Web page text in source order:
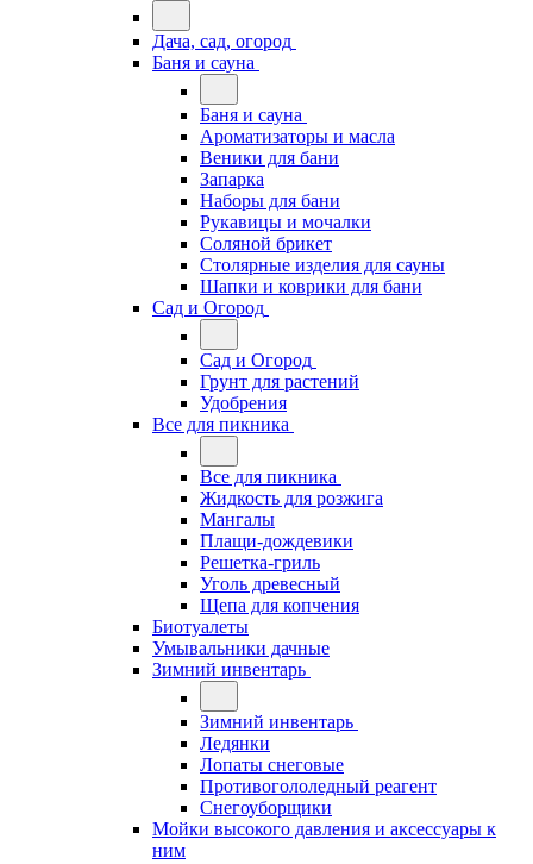
Дача, сад, огород
Баня и сауна
Баня и сауна
Ароматизаторы и масла
Веники для бани
Запарка
Наборы для бани
Рукавицы и мочалки
Соляной брикет
Столярные изделия для сауны
Шапки и коврики для бани
Сад и Огород
Сад и Огород
Грунт для растений
Удобрения
Все для пикника
Все для пикника
Жидкость для розжига
Мангалы
Плащи-дождевики
Решетка-гриль
Уголь древесный
Щепа для копчения
Биотуалеты
Умывальники дачные
Зимний инвентарь
Зимний инвентарь
Ледянки
Лопаты снеговые
Противогололедный реагент
Снегоуборщики
Мойки высокого давления и аксессуары к
ним